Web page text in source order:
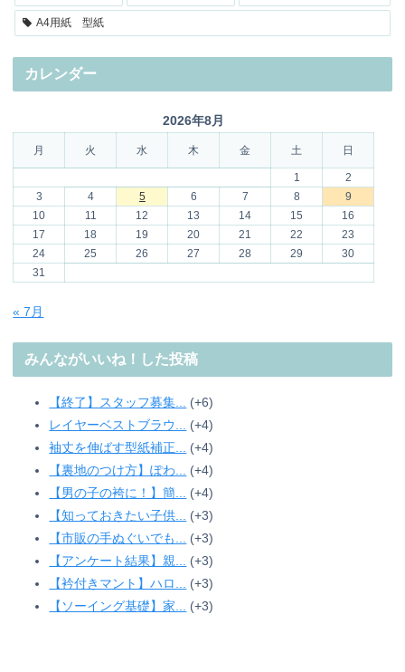
A4用紙 型紙
カレンダー
2026年8月
月 火 水 木 金 土 日
1
2
3
4 5 6 7 8
9
10
11 12 13 14 15
16
17
18 19 20 21 22
23
24
25 26 27 28 29
30
31
« 7月
みんながいいね！した投稿
【終了】スタッフ募集...
+6
レイヤーベストブラウ...
+4
袖丈を伸ばす型紙補正...
+4
【裏地のつけ方】ぽわ...
+4
【男の子の袴に！】簡...
+4
【知っておきたい子供...
+3
【市販の手ぬぐいでも...
+3
【アンケート結果】親...
+3
【衿付きマント】ハロ...
+3
【ソーイング基礎】家...
+3